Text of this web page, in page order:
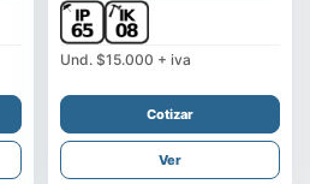
Und. $15.000 + iva
Cotizar
Ver